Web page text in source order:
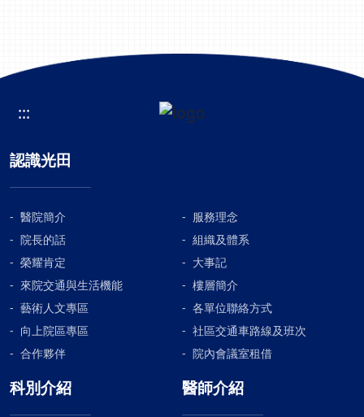
:::
認識光田
醫院簡介
服務理念
院長的話
組織及體系
榮耀肯定
大事記
來院交通與生活機能
樓層簡介
藝術人文專區
各單位聯絡方式
向上院區專區
社區交通車路線及班次
合作夥伴
院內會議室租借
科別介紹 醫師介紹